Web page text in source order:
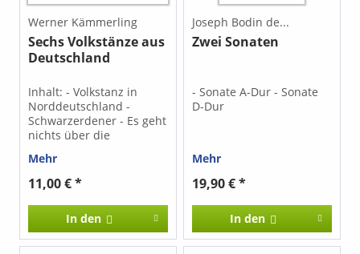
Werner Kämmerling
Sechs Volkstänze aus
Deutschland
Inhalt: - Volkstanz in
Norddeutschland -
Schwarzerdener - Es geht
nichts über die
Schottisch - Schlupper -
Leier-Tanz
Mehr
11,00 € *
In den
Joseph Bodin de...
Zwei Sonaten
- Sonate A-Dur - Sonate
D-Dur
Mehr
19,90 € *
In den